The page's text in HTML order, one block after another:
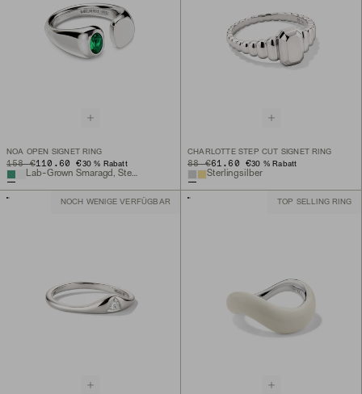
NOA OPEN SIGNET RING
ORIGINAL PRICE
158 €
SALE PRICE110.60 €30 % Rabatt
Lab-Grown Smaragd, Sterlingsilber
CHARLOTTE STEP CUT SIGNET RING
ORIGINAL PRICE
88 €
SALE PRICE61.60 €30 % Rabatt
Sterlingsilber
NOCH WENIGE VERFÜGBAR TOP SELLING RING